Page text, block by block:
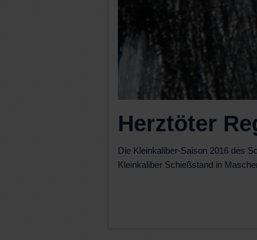
Herztöter
Die Kleinkaliber-Saison 2016 des
Kleinkaliber Schießstand in